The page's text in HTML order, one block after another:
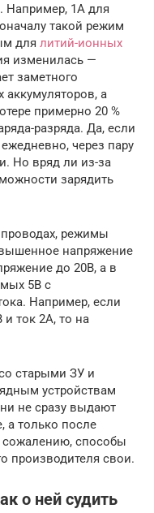
Например, 1А для
такой режим
для литий-ионных
изменилась —
заметного
аккумуляторов, а
примерно 20 %
разряда. Да, если
через пару
Но вряд ли из-за
зарядить
режимы
напряжение
до 20В, а в
5В с
Например, если
ток 2А, то на
старыми ЗУ и
устройствам
не сразу выдают
а только после
сожалению, способы
производителя свои.
о ней судить